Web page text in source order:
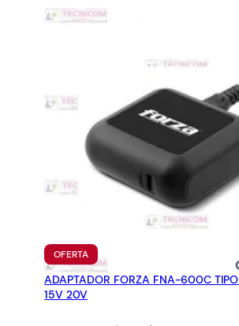
OFERTAPRODUCTO
EN
OFERTA
ADAPTADOR FORZA FNA-600C
15V 20V